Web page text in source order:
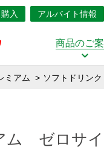
入 アルバイト情報
商品のご
ミアム ソフトドリンク
ム ゼロサ